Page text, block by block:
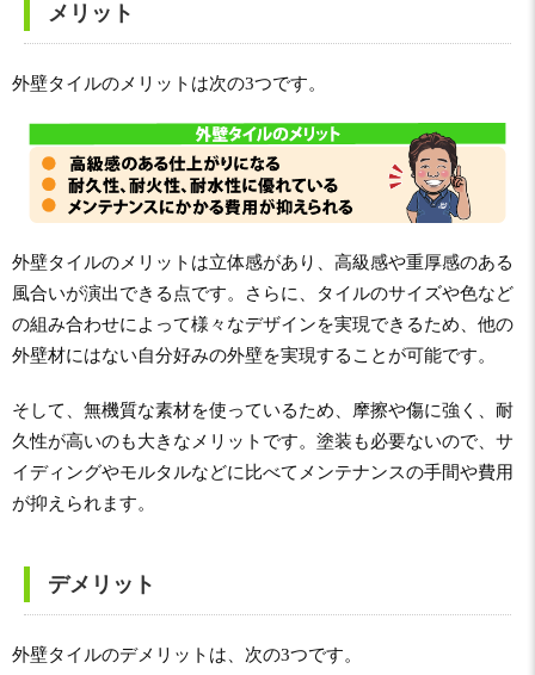
メリット
外壁タイルのメリットは次の3つです。
外壁タイルのメリットは立体感があり、高級感や重厚感のある
風合いが演出できる点です。さらに、タイルのサイズや色など
の組み合わせによって様々なデザインを実現できるため、他の
外壁材にはない自分好みの外壁を実現することが可能です。
そして、無機質な素材を使っているため、摩擦や傷に強く、耐
久性が高いのも大きなメリットです。塗装も必要ないので、サ
イディングやモルタルなどに比べてメンテナンスの手間や費用
が抑えられます。
デメリット
外壁タイルのデメリットは、次の3つです。